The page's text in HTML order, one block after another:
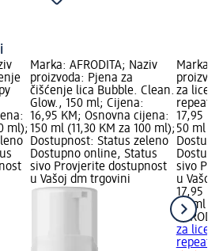
ml);
Marka: AFRODITA; Naziv
proizvoda: Pjena za
čišćenje lica Bubble. Clean.
Glow., 150 ml; Cijena:
16,95 KM; Osnovna cijena:
150 ml (11,30 KM za 100 ml);
Dostupnost: Status zeleno
Dostupno online, Status
sivo Provjerite dostupnost
u Vašoj dm trgovini
Marka:
za lice
repeat.,
17,95
50 ml
sivo
u Vašoj
17,95 KM
50 ml
za lice
repeat.,